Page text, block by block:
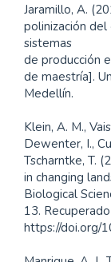
Jaramillo, A.
polinización del
sistemas
de producción
de maestría].
Medellín.
Klein, A. M.,
Dewenter, I.,
Tscharntke, T.
in changing
Biological
13.
https://doi.org/